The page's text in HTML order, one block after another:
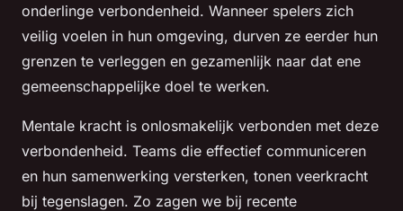
onderlinge verbondenheid. Wanneer spelers zich
veilig voelen in hun omgeving, durven ze eerder hun
grenzen te verleggen en gezamenlijk naar dat ene
gemeenschappelijke doel te werken.
Mentale kracht is onlosmakelijk verbonden met deze
verbondenheid. Teams die effectief communiceren
en hun samenwerking versterken, tonen veerkracht
bij tegenslagen. Zo zagen we bij recente